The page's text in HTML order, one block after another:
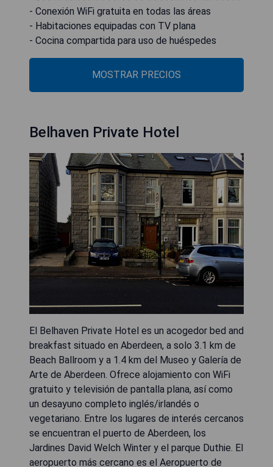
- Conexión WiFi gratuita en todas las áreas
- Habitaciones equipadas con TV plana
- Cocina compartida para uso de huéspedes
MOSTRAR PRECIOS
Belhaven Private Hotel
El Belhaven Private Hotel es un acogedor bed and
breakfast situado en Aberdeen, a solo 3.1 km de
Beach Ballroom y a 1.4 km del Museo y Galería de
Arte de Aberdeen. Ofrece alojamiento con WiFi
gratuito y televisión de pantalla plana, así como
un desayuno completo inglés/irlandés o
vegetariano. Entre los lugares de interés cercanos
se encuentran el puerto de Aberdeen, los
Jardines David Welch Winter y el parque Duthie. El
aeropuerto más cercano es el Aeropuerto de